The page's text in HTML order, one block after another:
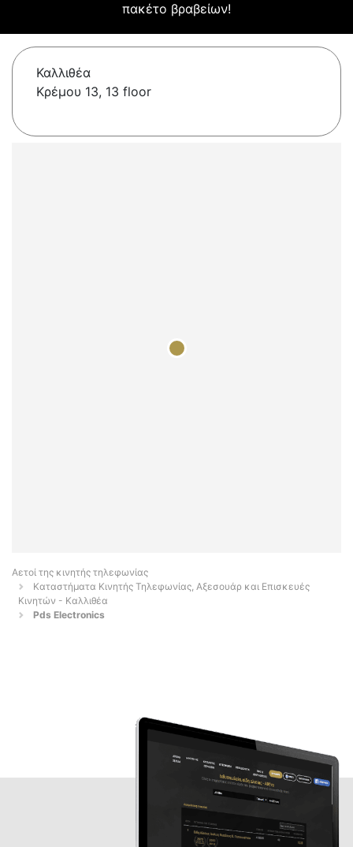
πακέτο βραβείων!
Καλλιθέα
Κρέμου 13, 13 floor
Αετοί της κινητής τηλεφωνίας
Καταστήματα Κινητής Τηλεφωνίας, Αξεσουάρ και Επισκευές
Κινητών - Καλλιθέα
Pds Electronics